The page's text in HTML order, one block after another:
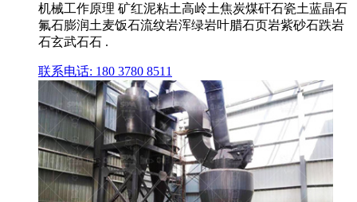
机械工作原理 矿红泥粘土高岭土焦炭煤矸石瓷土蓝晶石
氟石膨润土麦饭石流纹岩浑绿岩叶腊石页岩紫砂石跌岩
石玄武石石 .
联系电话: 180 3780 8511